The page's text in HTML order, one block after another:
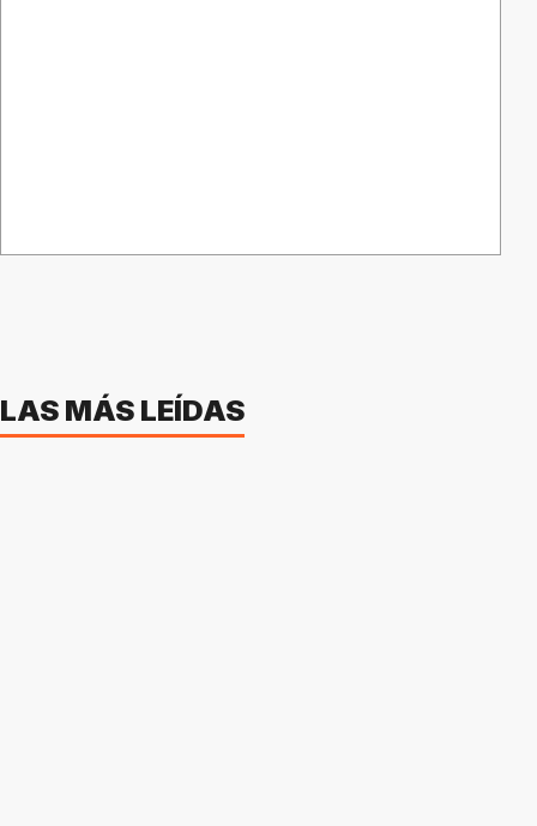
LAS MÁS LEÍDAS